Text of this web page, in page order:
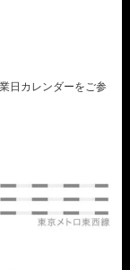
日カレンダーをご参